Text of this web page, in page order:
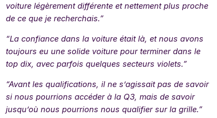
voiture légèrement différente et nettement plus proche
de ce que je recherchais.”
“La confiance dans la voiture était là, et nous avons
toujours eu une solide voiture pour terminer dans le
top dix, avec parfois quelques secteurs violets.”
“Avant les qualifications, il ne s’agissait pas de savoir
si nous pourrions accéder à la Q3, mais de savoir
jusqu’où nous pourrions nous qualifier sur la grille.”